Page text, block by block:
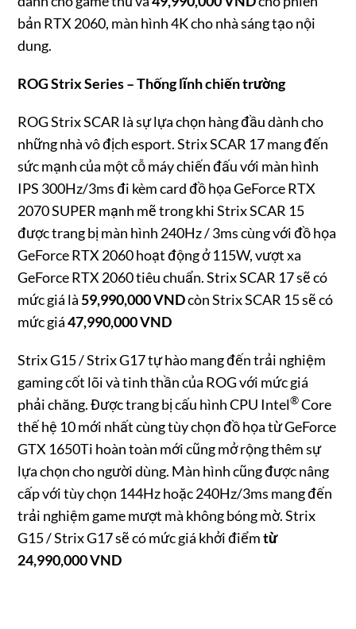
bản RTX 2060, màn hình 4K cho nhà sáng tạo nội
dung.
ROG Strix Series – Thống lĩnh chiến trường
ROG Strix SCAR là sự lựa chọn hàng đầu dành cho
những nhà vô địch esport. Strix SCAR 17 mang đến
sức mạnh của một cỗ máy chiến đấu với màn hình
IPS 300Hz/3ms đi kèm card đồ họa GeForce RTX
2070 SUPER mạnh mẽ trong khi Strix SCAR 15
được trang bị màn hình 240Hz / 3ms cùng với đồ họa
GeForce RTX 2060 hoạt động ở 115W, vượt xa
GeForce RTX 2060 tiêu chuẩn. Strix SCAR 17 sẽ có
mức giá là59,990,000 VNDcòn Strix SCAR 15 sẽ có
mức giá47,990,000 VND
Strix G15 / Strix G17 tự hào mang đến trải nghiệm
gaming cốt lõi và tinh thần của ROG với mức giá
phải chăng. Được trang bị cấu hình CPU Intel®Core
thế hệ 10 mới nhất cùng tùy chọn đồ họa từ GeForce
GTX 1650Ti hoàn toàn mới cũng mở rộng thêm sự
lựa chọn cho người dùng. Màn hình cũng được nâng
cấp với tùy chọn 144Hz hoặc 240Hz/3ms mang đến
trải nghiệm game mượt mà không bóng mờ.Strix
G15 / Strix G17 sẽ có mức giá khởi điểmtừ
24,990,000 VND